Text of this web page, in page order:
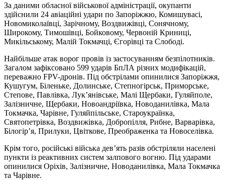
За даними обласної військової адміністрації, окупанти
здійснили 24 авіаційні удари по Запоріжжю, Комишувасі,
Новомиколаївці, Зарічному, Воздвижівці, Сонячному,
Широкому, Тимошівці, Бойковому, Червоній Криниці,
Микільському, Малій Токмачці, Єгорівці та Слободі.
Найбільше атак ворог провів із застосуванням безпілотників.
Загалом зафіксовано 599 ударів БпЛА різних модифікацій,
переважно FPV-дронів. Під обстрілами опинилися Запоріжжя,
Кушугум, Біленьке, Долинське, Степногірськ, Приморське,
Степове, Павлівка, Лук’янівське, Малі Щербаки, Гуляйполе,
Залізничне, Щербаки, Новоандріївка, Новоданилівка, Мала
Токмачка, Чарівне, Гуляйпільське, Староукраїнка,
Святопетрівка, Воздвижівка, Добропілля, Рибне, Варварівка,
Білогір’я, Прилуки, Цвіткове, Преображенка та Новоселівка.
Крім того, російські війська дев’ять разів обстріляли населені
пункти із реактивних систем залпового вогню. Під ударами
опинилися Оріхів, Залізничне, Новоданилівка, Мала Токмачка
та Чарівне.